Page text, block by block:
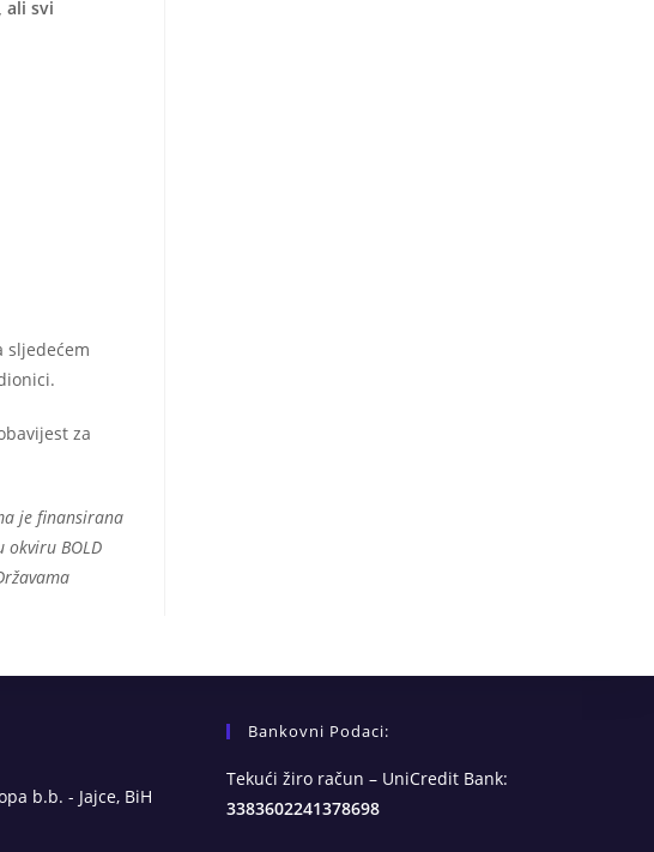
ali svi
sljedećem
za
je finansirana
okviru BOLD
b.b. - Jajce, BiH
Bankovni Podaci:
Tekući žiro račun – UniCredit Bank:
3383602241378698